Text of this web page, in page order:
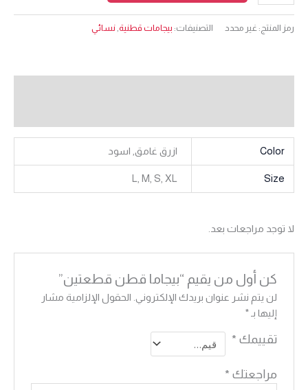
رمز المنتج: غير محدد التصنيفات: بيجامات قطنية نسائي
Color ازرق غامق, اسود
Size
L, M, S, XL
لا توجد مراجعات بعد.
كن أول من يقيم “بيجاما قطن قطعتين”
لن يتم نشر عنوان بريدك الإلكتروني. الحقول الإلزامية مشار
إليها بـ*
تقييمك *
مراجعتك *